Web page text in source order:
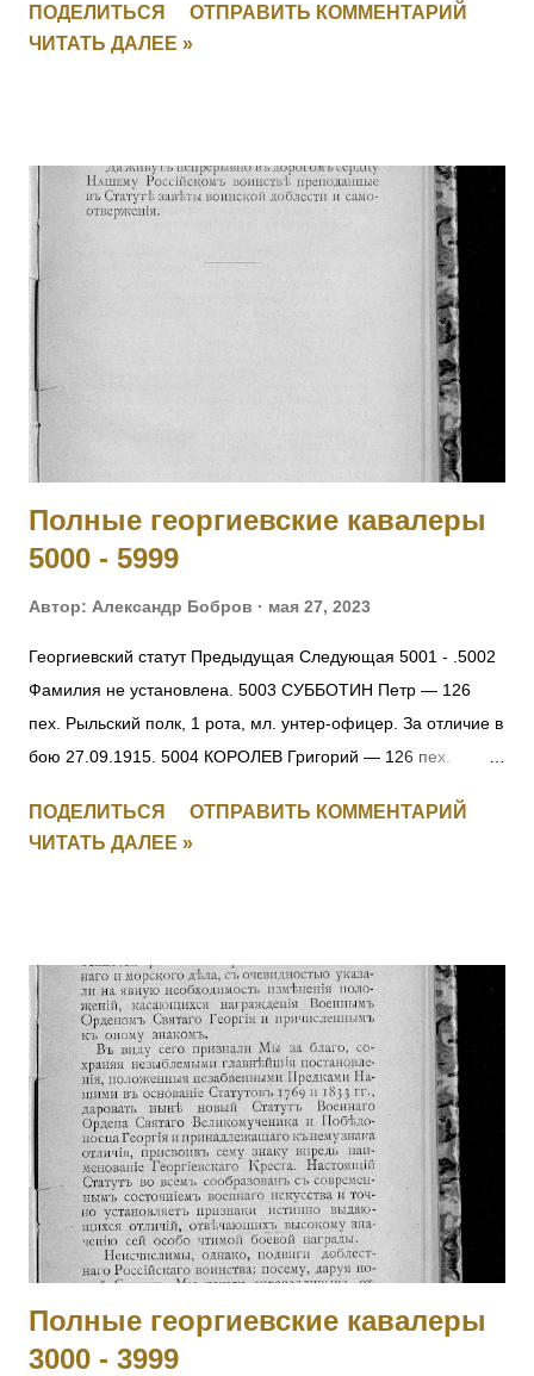
полка в Восточной Пруссии в середине августа 1914 г.
зарыл полковое знамя, дабы оно не досталось врагу.
Императором в Царском Селе (в Александровском дворце)
12 ноября 1914 г. Получил также золотые часы с
Государственным гербом и цепочкой. 25.02.1915 при д.
Березины, получив ранение, был эвакуирован в госпиталь и
больше в полк не возвращался. Произведен в прапорщики.
На август 1916 года находился в 188-м пех. запасном
полку. Имеет кресты 2 ст. No 446, 3 ст. № 17033 и 4 ст. №
121138 за Русско-Японскую войну. [II-452] Знаменщик
подпрапорщик Никифор Удалых, сражаясь с германск...
ПОДЕЛИТЬСЯ
ОТПРАВИТЬ КОММЕНТАРИЙ
ЧИТАТЬ ДАЛЕЕ »
Полные георгиевские кавалеры
5000 - 5999
Автор: Александр Бобров мая 27, 2023
Георгиевский статут Предыдущая Следующая 5001 - .5002
Фамилия не установлена. 5003 СУББОТИН Петр — 126
пех. Рыльский полк, 1 рота, мл. унтер-офицер. За отличие в
бою 27.09.1915. 5004 КОРОЛЕВ Григорий — 126 пех.
27.09.1915. 5005 ПОЛОМАРЧУК Николай — 126 пех.
Рыльский полк, 5 рота, фельдфебель. За отличие в бою
11 рота, ст. унтер-офицер. За отличие в бою 27.09.1915.
5008 КЛОПЧУК Василий — 126 пех. Рыльский полк, 16 рота,
мл. унтер-офицер. За отличие в бою 27.09.1915. 5009
МОНЧАРУК Сильвестр — 126 пех. Рыльский полк,
пулеметная команда, ст. унтер-офицер. За отличие в бою
27.09.1915. 5010 ОБЕДЗИНСКИЙ Игнатий — 126 пех.
Рыльский полк, пулеметная команда, ст. унтер-офицер. За
отличие в бою 27.09.1915. 5011 - 5012 Фамилия не
установлена. 5013 БАММАТОВ Бийглыч — 2 Дагестанский
ПОДЕЛИТЬСЯ
ОТПРАВИТЬ КОММЕНТАРИЙ
ЧИТАТЬ ДАЛЕЕ »
Полные георгиевские кавалеры
3000 - 3999